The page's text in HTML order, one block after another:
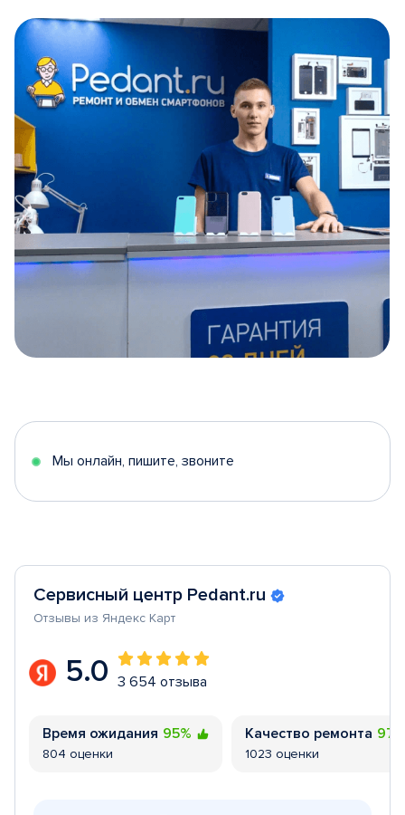
5
Мы онлайн, пишите, звоните
Сервисный центр Pedant.ru
Отзывы из Яндекс Карт
5.0 3 654 отзыва
Время ожидания 95%
804 оценки
Качество ремонта
1023 оценки